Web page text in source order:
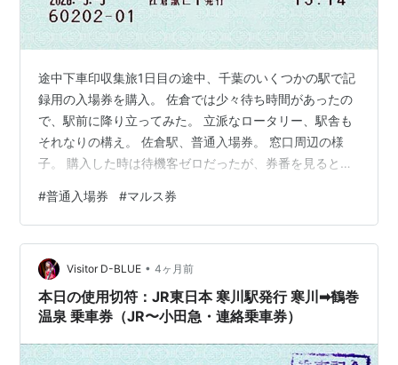
途中下車印収集旅1日目の途中、千葉のいくつかの駅で記
録用の入場券を購入。 佐倉では少々待ち時間があったの
で、駅前に降り立ってみた。 立派なロータリー、駅舎も
それなりの構え。 佐倉駅、普通入場券。 窓口周辺の様
子。 購入した時は待機客ゼロだったが、券番を見るとそ
くらいなので、需要はあるっぽいね。 四街道駅、普通入
場券。 2台あるMVのうち、アシストマルスでの購入。 都
賀駅、普通入場券。 都賀もMVは2台体制だが、2台とも
普通のMV。 いずれも券面のコンディションはイマイチだ
った。 1日目、多くの駅に降り立ったが、印象的だったの
は東千葉駅。 大タ…
#普通入場券 #マルス券
Visitor D-BLUE • 4ヶ月前
本日の使用切符：JR東日本 寒川駅発行 寒川➡︎鶴巻
温泉 乗車券（JR〜小田急・連絡乗車券）